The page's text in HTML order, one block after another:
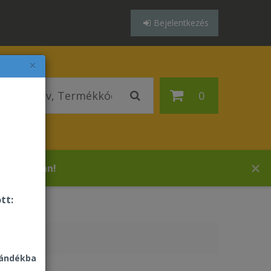
×
Bejelentkezés
0